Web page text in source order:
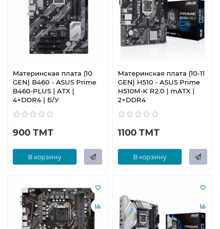
Материнская плата (10
GEN) B460 - ASUS Prime
B460-PLUS | ATX |
4×DDR4 | Б/У
900 ТМТ
В корзину
Материнская плата (10-11
GEN) H510 - ASUS Prime
H510M-K R2.0 | mATX |
2×DDR4
1100 ТМТ
В корзину